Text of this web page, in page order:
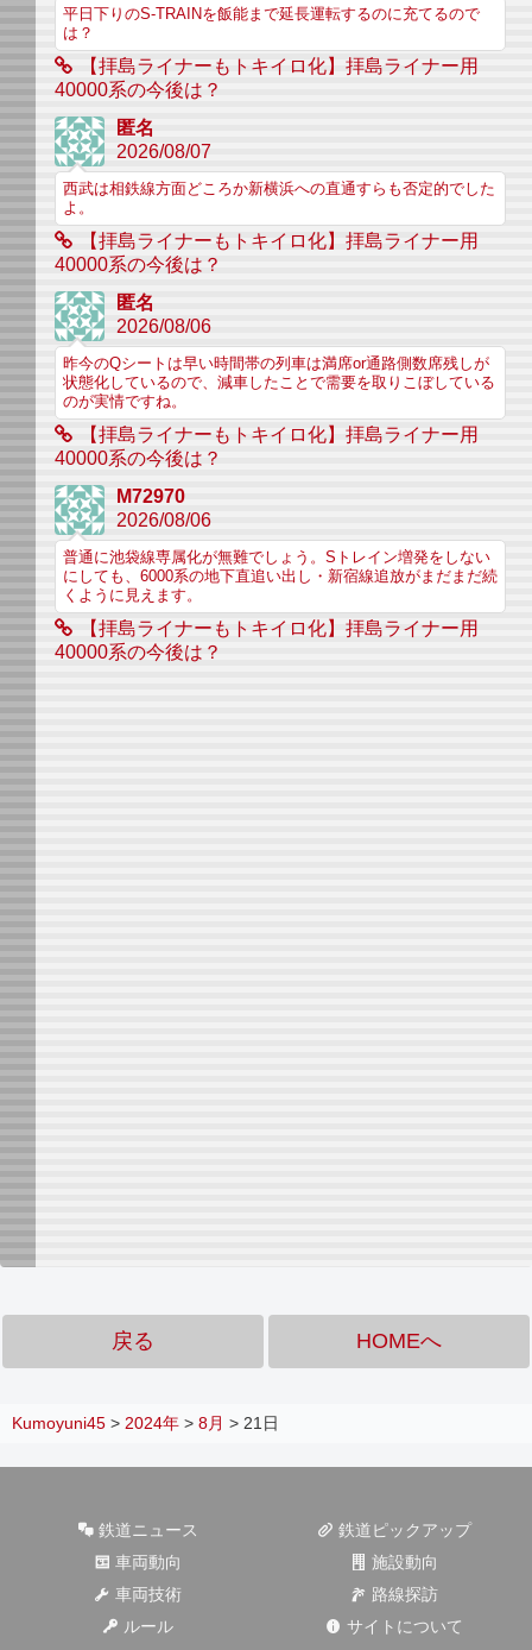
平日下りのS-TRAINを飯能まで延長運転するのに充てるので
は？
【拝島ライナーもトキイロ化】拝島ライナー用
40000系の今後は？
匿名
2026/08/07
西武は相鉄線方面どころか新横浜への直通すらも否定的でした
よ。
【拝島ライナーもトキイロ化】拝島ライナー用
40000系の今後は？
匿名
2026/08/06
昨今のQシートは早い時間帯の列車は満席or通路側数席残しが
状態化しているので、減車したことで需要を取りこぼしている
のが実情ですね。
【拝島ライナーもトキイロ化】拝島ライナー用
40000系の今後は？
M72970
2026/08/06
普通に池袋線専属化が無難でしょう。Sトレイン増発をしない
にしても、6000系の地下直追い出し・新宿線追放がまだまだ続
くように見えます。
【拝島ライナーもトキイロ化】拝島ライナー用
40000系の今後は？
戻る HOMEへ
Kumoyuni45 > 2024年 > 8月 > 21日
鉄道ニュース
鉄道ピックアップ
車両動向
施設動向
車両技術
路線探訪
ルール
サイトについて